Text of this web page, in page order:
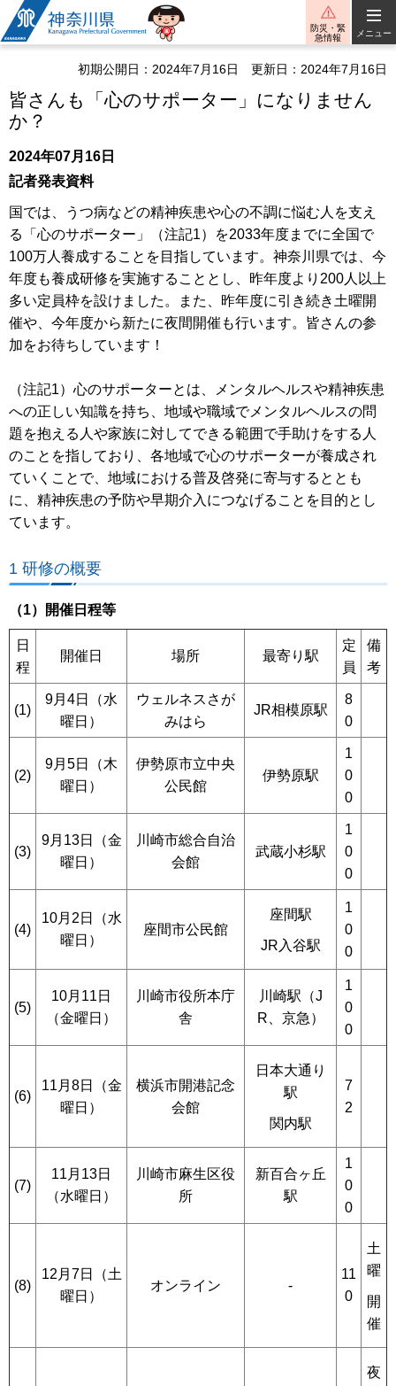
神奈川県
防災・緊
急情報
メニュー
初期公開日：2024年7月16日 更新日：2024年7月16日
皆さんも「心のサポーター」になりません
か？
2024年07月16日
記者発表資料
国では、うつ病などの精神疾患や心の不調に悩む人を支え
る「心のサポーター」（注記1）を2033年度までに全国で
100万人養成することを目指しています。神奈川県では、今
年度も養成研修を実施することとし、昨年度より200人以上
多い定員枠を設けました。また、昨年度に引き続き土曜開
催や、今年度から新たに夜間開催も行います。皆さんの参
加をお待ちしています！
（注記1）心のサポーターとは、メンタルヘルスや精神疾患
への正しい知識を持ち、地域や職域でメンタルヘルスの問
題を抱える人や家族に対してできる範囲で手助けをする人
のことを指しており、各地域で心のサポーターが養成され
ていくことで、地域における普及啓発に寄与するととも
に、精神疾患の予防や早期介入につなげることを目的とし
ています。
1 研修の概要
（1）開催日程等
日
程
開催日 場所 最寄り駅
定
員
備
考
(1)
9月4日（水
曜日）
ウェルネスさが
みはら
JR相模原駅
8
0
(2)
9月5日（木
曜日）
伊勢原市立中央
公民館
伊勢原駅
1
0
0
(3)
9月13日（金
曜日）
川崎市総合自治
会館
武蔵小杉駅
1
0
0
(4)
10月2日（水
曜日）
座間市公民館
座間駅
JR入谷駅
1
0
0
(5)
10月11日
（金曜日）
川崎市役所本庁
舎
川崎駅（J
R、京急）
1
0
0
(6)
11月8日（金
曜日）
横浜市開港記念
会館
日本大通り
駅
関内駅
7
2
(7)
11月13日
（水曜日）
川崎市麻生区役
所
新百合ヶ丘
駅
1
0
0
(8)
12月7日（土
曜日）
オンライン -
11
0
土
曜
開
催
夜